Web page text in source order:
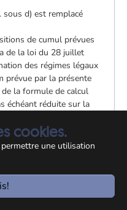
cookies.
une utilisation
d) est remplacé
de cumul prévues
de la loi du 28 juillet
des régimes légaux
prévue par la présente
la formule de calcul
échéant réduite sur la
du fonctionnaire. »
e) la dernière
totale au travail, la
Le cas échéant,